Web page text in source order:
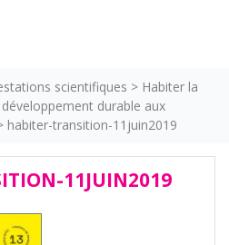
scientifiques > Habiter la
durable aux
habiter-transition-11juin2019
11JUIN2019